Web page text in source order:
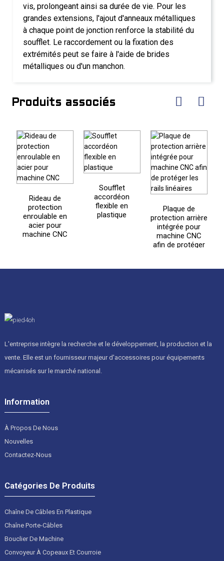
vis, prolongeant ainsi sa durée de vie. Pour les
grandes extensions, l'ajout d'anneaux métalliques
à chaque point de jonction renforce la stabilité du
soufflet. Le raccordement ou la fixation des
extrémités peut se faire à l'aide de brides
métalliques ou d'un manchon.
Produits associés
Rideau de
protection
enroulable en
acier pour
machine CNC
Soufflet
accordéon
flexible en
plastique
Plaque de
protection arrière
intégrée pour
machine CNC
afin de protéger
L'entreprise intègre la recherche et le développement, la production et la
vente. Elle est un fournisseur majeur d'accessoires pour équipements
mécanisés sur le marché national.
Information
À Propos De Nous
Nouvelles
Contactez-Nous
Catégories De Produits
Chaîne De Câbles En Plastique
Chaîne Porte-Câbles
Bouclier De Machine
Convoyeur À Copeaux Et Courroie